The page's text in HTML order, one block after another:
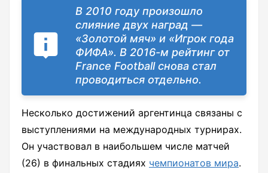
В 2010 году произошло
слияние двух наград —
«Золотой мяч» и «Игрок года
ФИФА». В 2016-м рейтинг от
France Football снова стал
проводиться отдельно.
Несколько достижений аргентинца связаны с
выступлениями на международных турнирах.
Он участвовал в наибольшем числе матчей
(26) в финальных стадиях чемпионатов мира.